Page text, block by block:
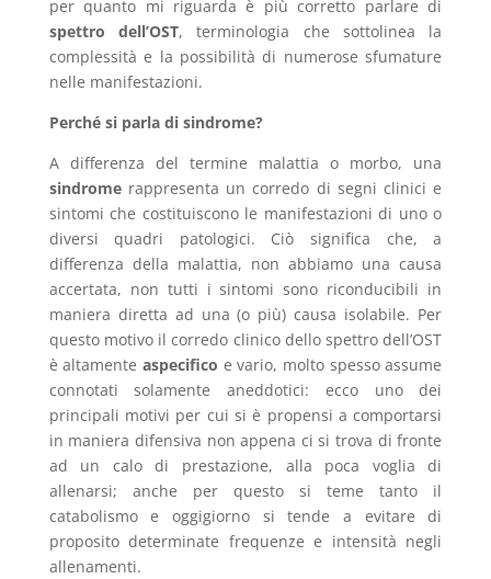
per quanto mi riguarda è più corretto parlare di
spettro dell’OST, terminologia che sottolinea la
complessità e la possibilità di numerose sfumature
nelle manifestazioni.
Perché si parla di sindrome?
A differenza del termine malattia o morbo, una
sindromerappresenta un corredo di segni clinici e
sintomi che costituiscono le manifestazioni di uno o
diversi quadri patologici. Ciò significa che, a
differenza della malattia, non abbiamo una causa
accertata, non tutti i sintomi sono riconducibili in
maniera diretta ad una (o più) causa isolabile. Per
questo motivo il corredo clinico dello spettro dell’OST
è altamenteaspecifico e vario, molto spesso assume
connotati solamente aneddotici: ecco uno dei
principali motivi per cui si è propensi a comportarsi
in maniera difensiva non appena ci si trova di fronte
ad un calo di prestazione, alla poca voglia di
allenarsi; anche per questo si teme tanto il
catabolismo e oggigiorno si tende a evitare di
proposito determinate frequenze e intensità negli
allenamenti.